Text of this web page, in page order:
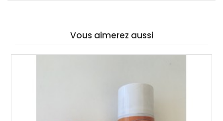
Vous aimerez aussi